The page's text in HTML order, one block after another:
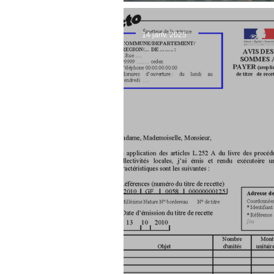
agricoles en
14 janv. 2025